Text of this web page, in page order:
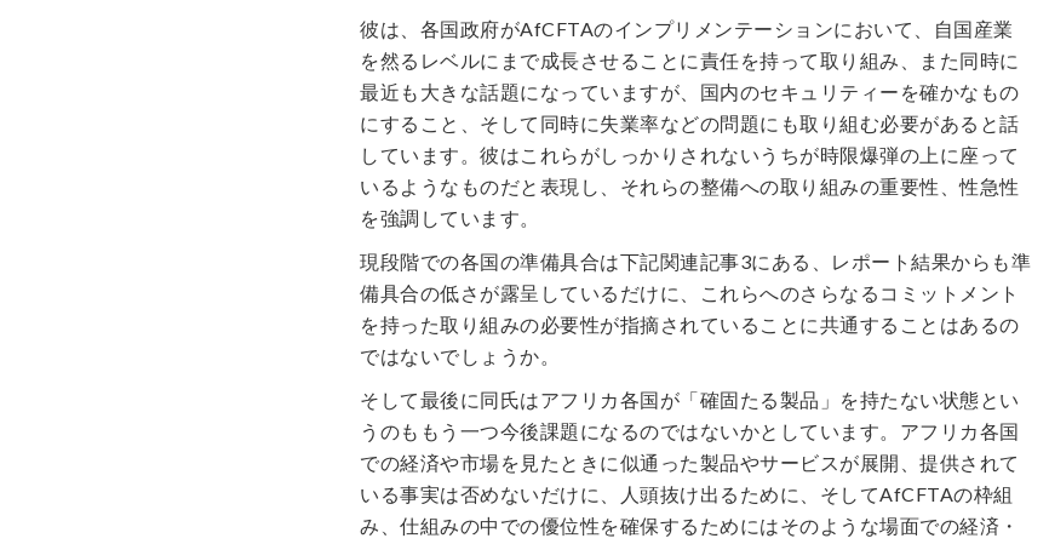
彼は、各国政府がAfCFTAのインプリメンテーションにおいて、自国産業
を然るレベルにまで成長させることに責任を持って取り組み、また同時に
最近も大きな話題になっていますが、国内のセキュリティーを確かなもの
にすること、そして同時に失業率などの問題にも取り組む必要があると話
しています。彼はこれらがしっかりされないうちが時限爆弾の上に座って
いるようなものだと表現し、それらの整備への取り組みの重要性、性急性
を強調しています。
現段階での各国の準備具合は下記関連記事3にある、レポート結果からも準
備具合の低さが露呈しているだけに、これらへのさらなるコミットメント
を持った取り組みの必要性が指摘されていることに共通することはあるの
ではないでしょうか。
そして最後に同氏はアフリカ各国が「確固たる製品」を持たない状態とい
うのももう一つ今後課題になるのではないかとしています。アフリカ各国
での経済や市場を見たときに似通った製品やサービスが展開、提供されて
いる事実は否めないだけに、人頭抜け出るために、そしてAfCFTAの枠組
み、仕組みの中での優位性を確保するためにはそのような場面での経済・